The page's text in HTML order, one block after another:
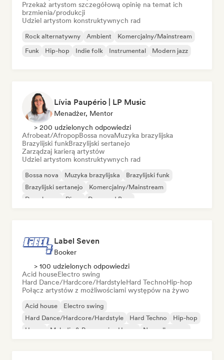
Przekaż artystom szczegółową opinię na temat ich
brzmienia/produkcji
Udziel artystom konstruktywnych rad
Rock alternatywny Ambient
Komercjalny/Mainstream
Funk
Hip-hop Indie folk Instrumental Modern jazz
Lívia Paupério | LP Music
Menadżer, Mentor
> 200 udzielonych odpowiedzi
Afrobeat/AfropopBossa novaMuzyka brazylijska
Brazylijski funkBrazylijski sertanejo
Zarządzaj karierą artystów
Udziel artystom konstruktywnych rad
Bossa nova Muzyka brazylijska
Brazylijski funk
Brazylijski sertanejo
Komercjalny/Mainstream
Deep house
Disco Drum and Bass
Label Seven
Booker
> 100 udzielonych odpowiedzi
Acid houseElectro swing
Hard Dance/Hardcore/HardstyleHard TechnoHip-hop
Połącz artystów z możliwościami występów na żywo
Acid house
Electro swing
Hard Dance/Hardcore/Hardstyle
Hard Techno
Hip-hop
House
Melodic & Progressive House Nouvelle scene